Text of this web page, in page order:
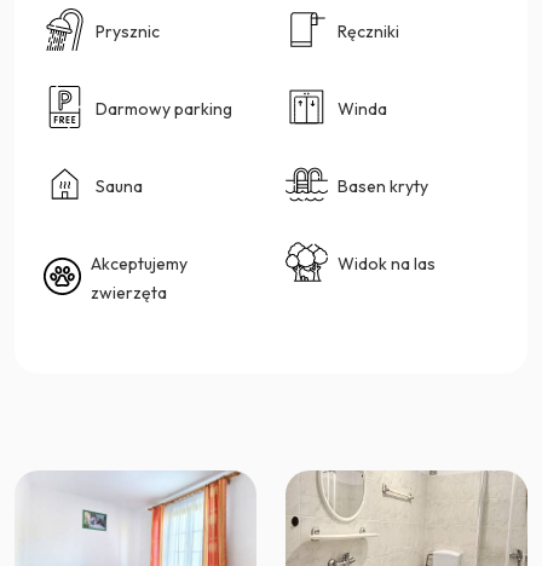
Prysznic Ręczniki
Darmowy parking Winda
Sauna Basen kryty
Akceptujemy
zwierzęta
Widok na las